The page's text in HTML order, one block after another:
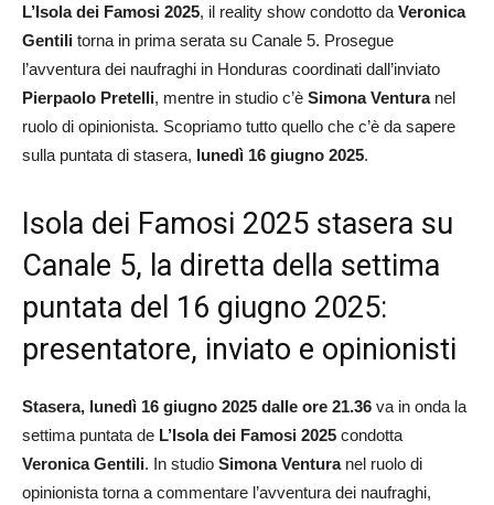
L’Isola dei Famosi 2025, il reality show condotto da Veronica
Gentili torna in prima serata su Canale 5. Prosegue
l’avventura dei naufraghi in Honduras coordinati dall’inviato
Pierpaolo Pretelli, mentre in studio c’è Simona Venturanel
ruolo di opinionista. Scopriamo tutto quello che c’è da sapere
sulla puntata di stasera, lunedì 16 giugno 2025.
Isola dei Famosi 2025 stasera su
Canale 5, la diretta della settima
puntata del 16 giugno 2025:
presentatore, inviato e opinionisti
Stasera, lunedì 16 giugno 2025 dalle ore 21.36 va in onda la
settima puntata de L’Isola dei Famosi 2025 condotta
Veronica Gentili. In studio Simona Ventura nel ruolo di
opinionista torna a commentare l’avventura dei naufraghi,